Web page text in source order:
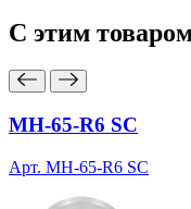
С этим
MH-65-R6 SC
Арт. MH-65-R6 SC